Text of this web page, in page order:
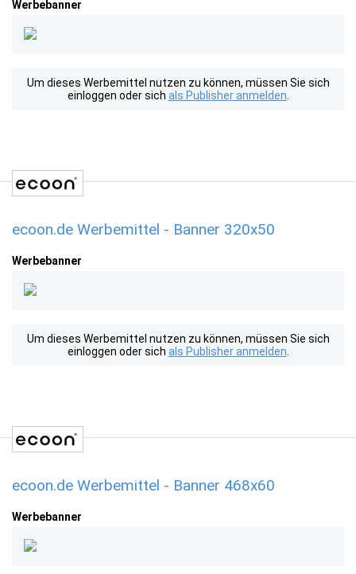
Werbebanner
Um dieses Werbemittel nutzen zu können, müssen Sie sich
einloggen oder sich als Publisher anmelden
ecoon.de Werbemittel - Banner 320x50
Werbebanner
Um dieses Werbemittel nutzen zu können, müssen Sie sich
einloggen oder sich als Publisher anmelden
ecoon.de Werbemittel - Banner 468x60
Werbebanner